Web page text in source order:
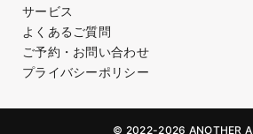
サービス
よくあるご質問
ご予約・お問い合わせ
プライバシーポリシー
© 2022-2026 ANOTHER